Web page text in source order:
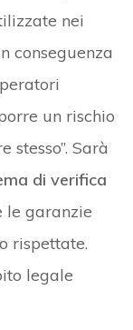
nei
conseguenza
un rischio
stesso”. Sarà
di verifica
le garanzie
rispettate.
legale